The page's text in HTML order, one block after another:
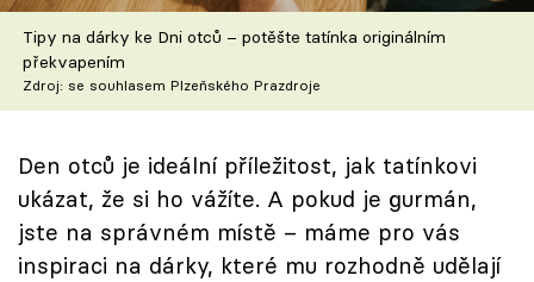
Speciál: Cuketa
Těhotnej kuchař
Sledujte prima+
Přihlášení
Tipy na dárky ke Dni otců – potěšte tatínka originálním
překvapením
Zdroj: se souhlasem Plzeňského Prazdroje
Den otců je ideální příležitost, jak tatínkovi
ukázat, že si ho vážíte. A pokud je gurmán,
jste na správném místě – máme pro vás
inspiraci na dárky, které mu rozhodně udělají